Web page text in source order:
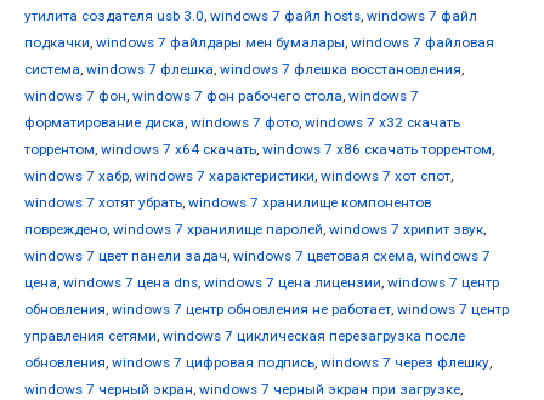
утилита создателя usb 3.0, windows 7 файл hosts, windows 7 файл
подкачки, windows 7 файлдары мен бумалары, windows 7 файловая
система, windows 7 флешка, windows 7 флешка восстановления,
windows 7 фон, windows 7 фон рабочего стола, windows 7
форматирование диска, windows 7 фото, windows 7 х32 скачать
торрентом, windows 7 х64 скачать, windows 7 х86 скачать торрентом,
windows 7 хабр, windows 7 характеристики, windows 7 хот спот,
windows 7 хотят убрать, windows 7 хранилище компонентов
повреждено, windows 7 хранилище паролей, windows 7 хрипит звук,
windows 7 цвет панели задач, windows 7 цветовая схема, windows 7
цена, windows 7 цена dns, windows 7 цена лицензии, windows 7 центр
обновления, windows 7 центр обновления не работает, windows 7 центр
управления сетями, windows 7 циклическая перезагрузка после
обновления, windows 7 цифровая подпись, windows 7 через флешку,
windows 7 черный экран, windows 7 черный экран при загрузке,